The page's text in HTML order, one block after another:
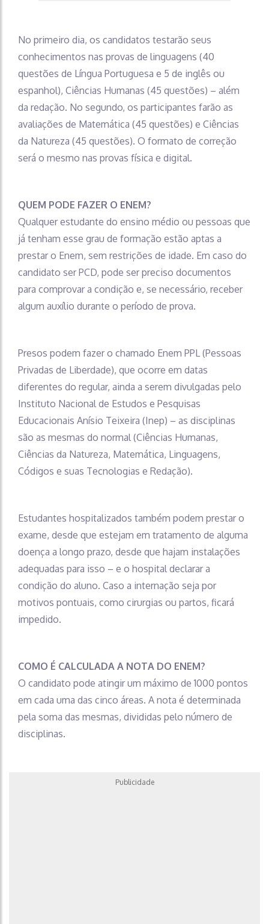
No primeiro dia, os candidatos testarão seus
conhecimentos nas provas de linguagens (40
questões de Língua Portuguesa e 5 de inglês ou
espanhol), Ciências Humanas (45 questões) – além
da redação. No segundo, os participantes farão as
avaliações de Matemática (45 questões) e Ciências
da Natureza (45 questões). O formato de correção
será o mesmo nas provas física e digital.
QUEM PODE FAZER O ENEM?
Qualquer estudante do ensino médio ou pessoas que
já tenham esse grau de formação estão aptas a
prestar o Enem, sem restrições de idade. Em caso do
candidato ser PCD, pode ser preciso documentos
para comprovar a condição e, se necessário, receber
algum auxílio durante o período de prova.
Presos podem fazer o chamado Enem PPL (Pessoas
Privadas de Liberdade), que ocorre em datas
diferentes do regular, ainda a serem divulgadas pelo
Instituto Nacional de Estudos e Pesquisas
Educacionais Anísio Teixeira (Inep) – as disciplinas
são as mesmas do normal (Ciências Humanas,
Ciências da Natureza, Matemática, Linguagens,
Códigos e suas Tecnologias e Redação).
Estudantes hospitalizados também podem prestar o
exame, desde que estejam em tratamento de alguma
doença a longo prazo, desde que hajam instalações
adequadas para isso – e o hospital declarar a
condição do aluno. Caso a internação seja por
motivos pontuais, como cirurgias ou partos, ficará
impedido.
COMO É CALCULADA A NOTA DO ENEM?
O candidato pode atingir um máximo de 1000 pontos
em cada uma das cinco áreas. A nota é determinada
pela soma das mesmas, divididas pelo número de
disciplinas.
Publicidade